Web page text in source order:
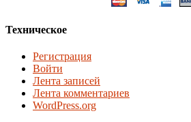
Техническое
Регистрация
Войти
Лента записей
Лента комментариев
WordPress.org